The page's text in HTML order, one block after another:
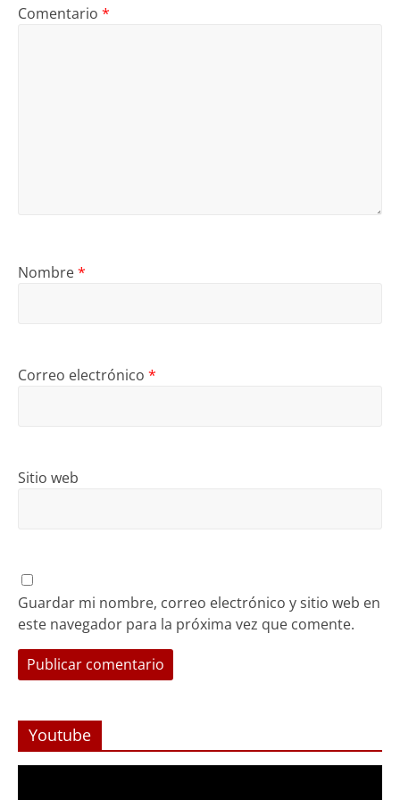
Comentario *
Nombre*
Correo electrónico *
Sitio web
Guardar mi nombre, correo electrónico y sitio web en
este navegador para la próxima vez que comente.
Youtube